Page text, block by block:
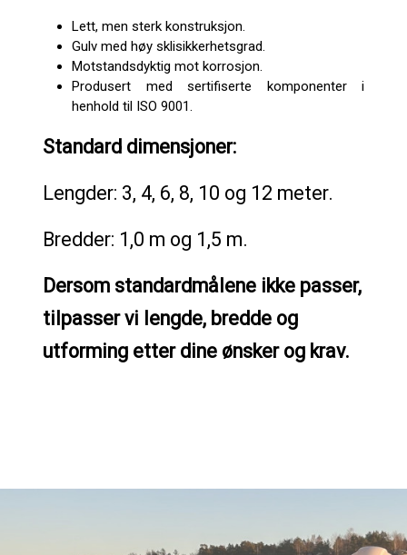
Lett, men sterk konstruksjon.
Gulv med høy sklisikkerhetsgrad.
Motstandsdyktig mot korrosjon.
Produsert med sertifiserte komponenter i
henhold til ISO 9001.
Standard dimensjoner:
Lengder: 3, 4, 6, 8, 10 og 12 meter.
Bredder: 1,0 m og 1,5 m.
Dersom standardmålene ikke passer,
tilpasser vi lengde, bredde og
utforming etter dine ønsker og krav.